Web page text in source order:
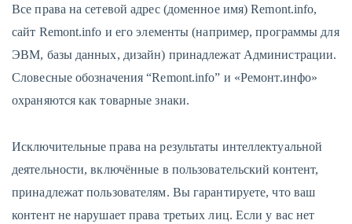
Все права на сетевой адрес (доменное имя) Remont.info,
сайт Remont.info и его элементы (например, программы для
ЭВМ, базы данных, дизайн) принадлежат Администрации.
Словесные обозначения “Remont.info” и «Ремонт.инфо»
охраняются как товарные знаки.
Исключительные права на результаты интеллектуальной
деятельности, включённые в пользовательский контент,
принадлежат пользователям. Вы гарантируете, что ваш
контент не нарушает права третьих лиц. Если у вас нет